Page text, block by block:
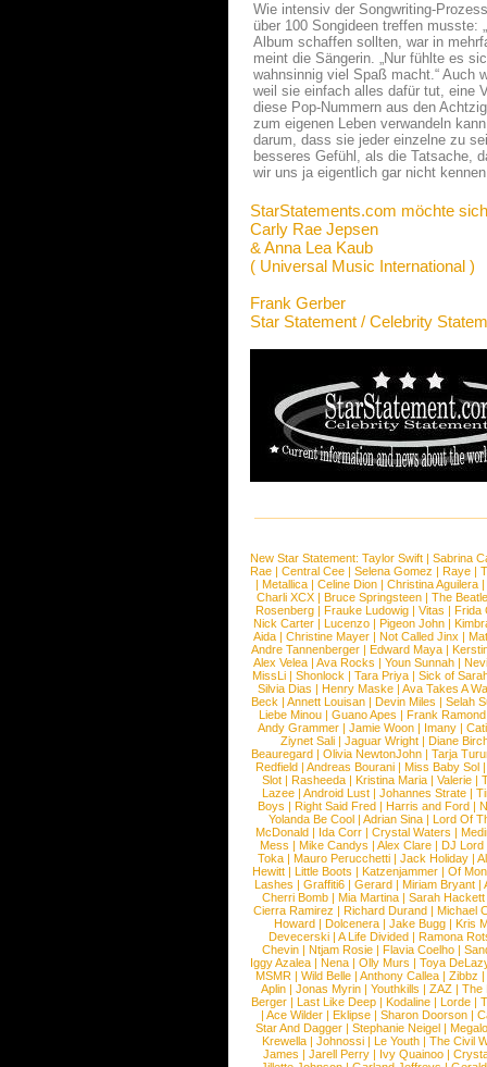
Wie intensiv der Songwriting-
über 100 Songideen treffen musste:
Album schaffen sollten, war in
meint die Sängerin. „Nur fühlte es
wahnsinnig viel Spaß macht.“ Auch
weil sie einfach alles dafür tut, eine
diese Pop-Nummern aus den
zum eigenen Leben verwandeln
darum, dass sie jeder einzelne zu
besseres Gefühl, als die Tatsache,
wir uns ja eigentlich gar nicht
StarStatements.com möchte
Carly Rae Jepsen
& Anna Lea Kaub
( Universal Music International )
Frank Gerber
Star Statement / Celebrity
New Star Statement: Taylor Swift | Sabrina
Rae |Central Cee |Selena Gomez |Raye |
| Metallica | Celine Dion | Christina Aguilera |
Charli XCX |Bruce Springsteen |The
Rosenberg | Frauke Ludowig | Vitas | Frida
Nick Carter | Lucenzo | Pigeon John |
Aida |Christine Mayer |Not Called Jinx |
Andre Tannenberger | Edward Maya |
Alex Velea | Ava Rocks | Youn Sunnah |
MissLi | Shonlock | Tara Priya | Sick of
Silvia Dias |Henry Maske |Ava Takes A
Beck |Annett Louisan |Devin Miles |Selah
Liebe Minou |Guano Apes |Frank Ramond
Andy Grammer |Jamie Woon | Imany |
Ziynet Sali |Jaguar Wright |Diane
Beauregard |Olivia NewtonJohn |Tarja
Redfield | Andreas Bourani | Miss Baby Sol
Slot | Rasheeda | Kristina Maria | Valerie |
Lazee | Android Lust | Johannes Strate |
Boys | Right Said Fred | Harris and Ford |
Yolanda Be Cool |Adrian Sina |Lord Of
McDonald | Ida Corr |Crystal Waters |
Mess | Mike Candys | Alex Clare | DJ Lord
Toka | Mauro Perucchetti | Jack Holiday |
Hewitt |Little Boots |Katzenjammer |Of
Lashes |Graffiti6 |Gerard |Miriam Bryant |
Cherri Bomb | Mia Martina | Sarah Hackett
Cierra Ramirez | Richard Durand | Michael
Howard |Dolcenera |Jake Bugg |Kris
Devecerski |A Life Divided |Ramona
Chevin |Ntjam Rosie |Flavia Coelho |
Iggy Azalea | Nena | Olly Murs | Toya
MSMR |Wild Belle |Anthony Callea |Zibbz
Aplin | Jonas Myrin | Youthkills | ZAZ | The
Berger |Last Like Deep |Kodaline |Lorde |
|Ace Wilder |Eklipse |Sharon Doorson |
Star And Dagger | Stephanie Neigel |
Krewella | Johnossi | Le Youth | The Civil
James | Jarell Perry | Ivy Quainoo |